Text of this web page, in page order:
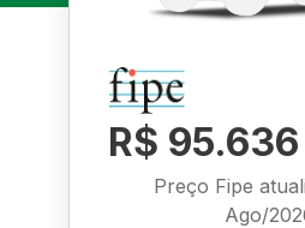
R$ 95.636
Preço Fipe
Ago/